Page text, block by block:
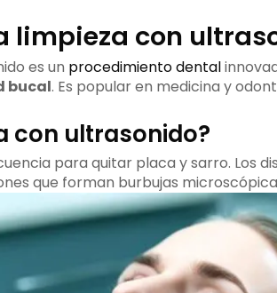
limpieza con
es un procedimiento dental
bucal. Es popular en medicina y
con ultrasonido?
para quitar placa y sarro. Los
que forman burbujas